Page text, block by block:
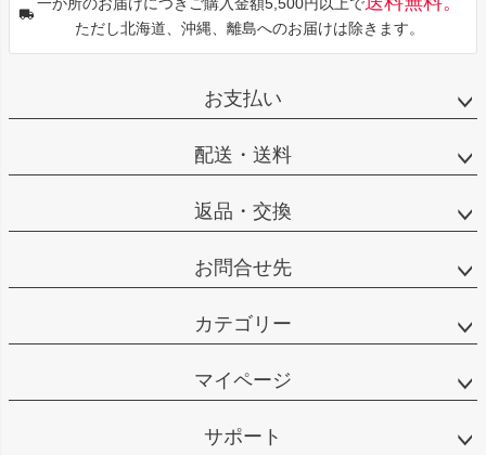
ただし北海道、沖縄、離島へのお届けは除きます。
お支払い
配送・送料
返品・交換
お問合せ先
カテゴリー
マイページ
サポート